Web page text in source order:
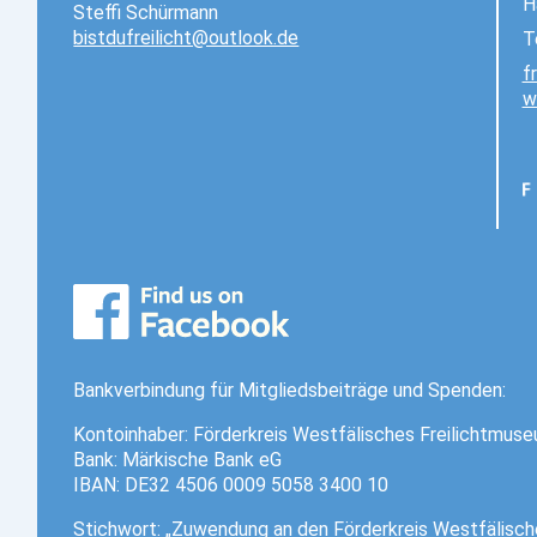
Steffi Schürmann
bistdufreilicht@outlook.de
Bankverbindung für Mitgliedsbeiträge und Spenden:
Kontoinhaber: Förderkreis Westfälisches
Bank: Märkische Bank eG
IBAN: DE32 4506 0009 5058 3400 10
Stichwort: „Zuwendung an den Förderkreis